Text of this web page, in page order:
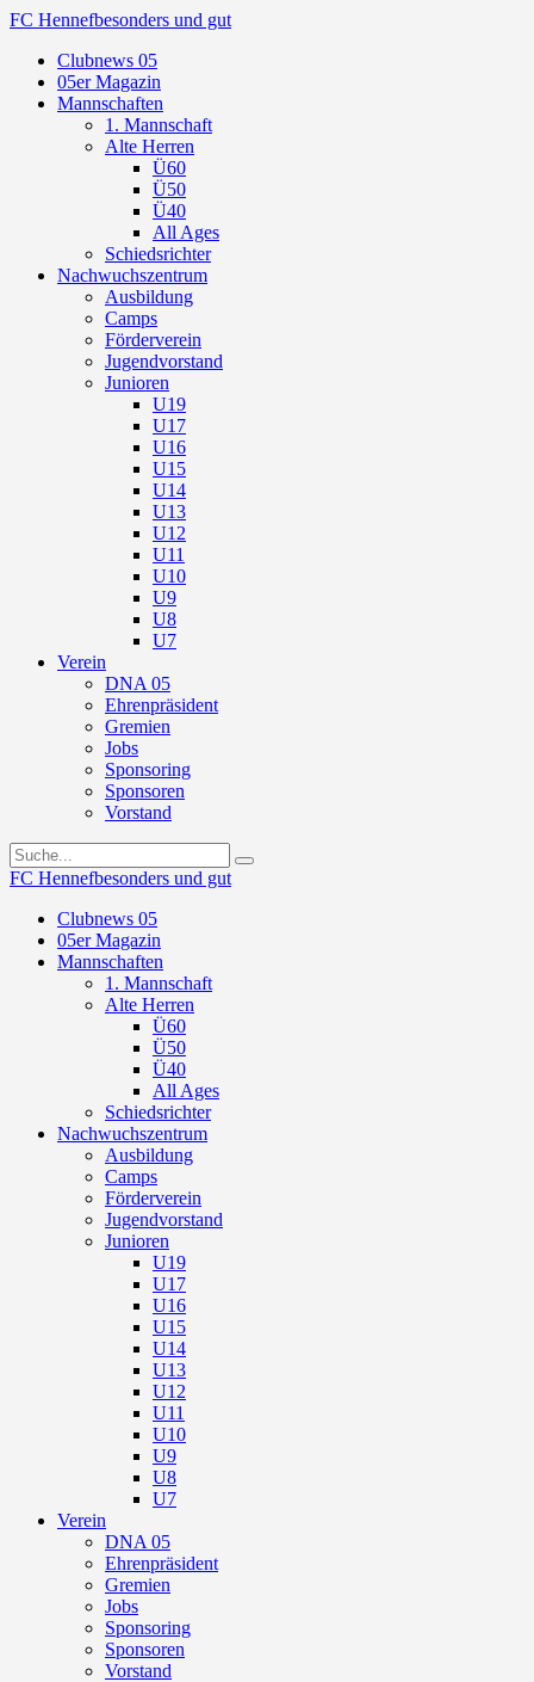
FC Hennefbesonders und gut
Clubnews 05
05er Magazin
Mannschaften
1. Mannschaft
Alte Herren
Ü60
Ü50
Ü40
All Ages
Schiedsrichter
Nachwuchszentrum
Ausbildung
Camps
Förderverein
Jugendvorstand
Junioren
U19
U17
U16
U15
U14
U13
U12
U11
U10
U9
U8
U7
Verein
DNA 05
Ehrenpräsident
Gremien
Jobs
Sponsoring
Sponsoren
Vorstand
FC Hennefbesonders und gut
Clubnews 05
05er Magazin
Mannschaften
1. Mannschaft
Alte Herren
Ü60
Ü50
Ü40
All Ages
Schiedsrichter
Nachwuchszentrum
Ausbildung
Camps
Förderverein
Jugendvorstand
Junioren
U19
U17
U16
U15
U14
U13
U12
U11
U10
U9
U8
U7
Verein
DNA 05
Ehrenpräsident
Gremien
Jobs
Sponsoring
Sponsoren
Vorstand